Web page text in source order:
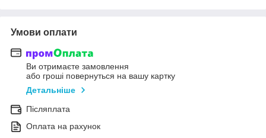
Умови оплати
Ви отримаєте замовлення
або гроші повернуться на вашу картку
Детальніше
Післяплата
Оплата на рахунок